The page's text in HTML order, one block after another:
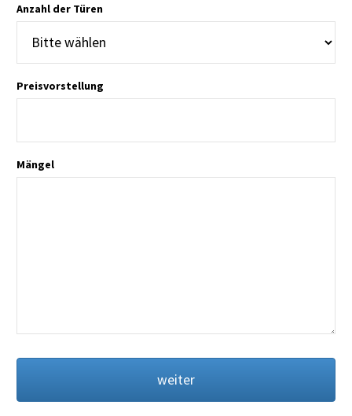
Anzahl der Türen
Preisvorstellung
Mängel
weiter